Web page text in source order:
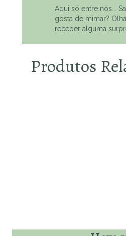
Aqui só entre nós...
gosta de mimar?
receber alguma
Produtos